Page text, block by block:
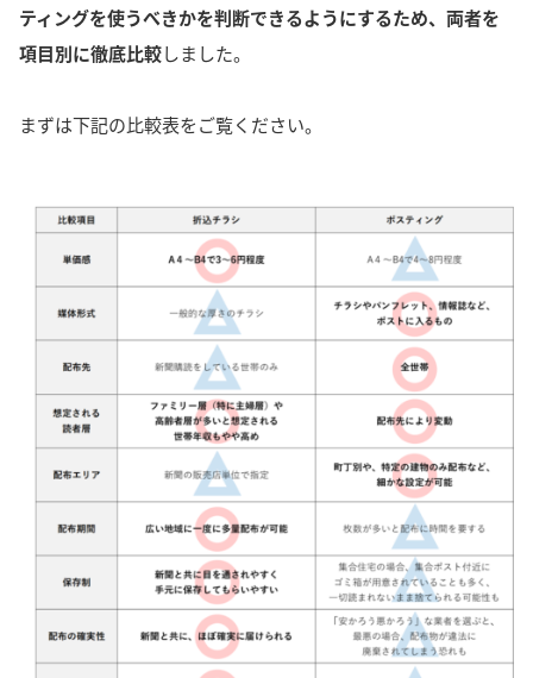
ティングを使うべきかを判断できるようにするため、両者を
項目別に徹底比較しました。
まずは下記の比較表をご覧ください。